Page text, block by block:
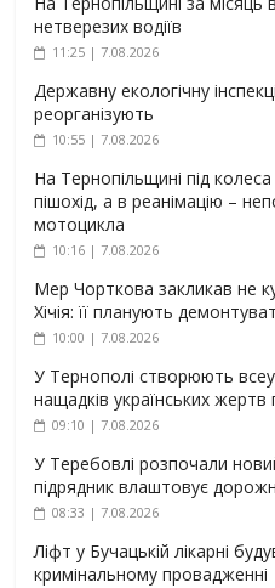
нетверезих водіїв
11:25 | 7.08.2026
Державну екологічну
реорганізують
10:55 | 7.08.2026
На Тернопільщині під
пішохід, а в реанімацію –
мотоцикла
10:16 | 7.08.2026
Мер Чорткова закликав не
Хічія: її планують
10:00 | 7.08.2026
У Тернополі створюють
нащадків українських жертв
09:10 | 7.08.2026
У Теребовлі розпочали
підрядник влаштовує
08:33 | 7.08.2026
Ліфт у Бучацькій лікарні
кримінальному провадженні